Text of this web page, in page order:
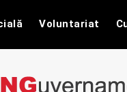
Voluntariat